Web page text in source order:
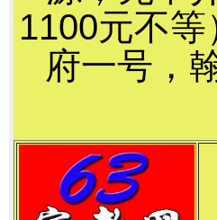
1100元不
府一号，